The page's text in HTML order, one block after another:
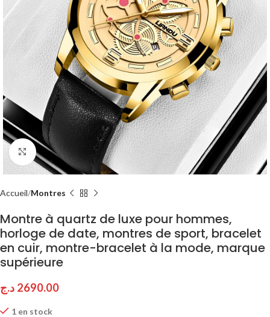
Click to enlarge
Accueil Montres
Montre à quartz de luxe pour hommes,
horloge de date, montres de sport, bracelet
en cuir, montre-bracelet à la mode, marque
supérieure
2690.00 د.ج
1 en stock